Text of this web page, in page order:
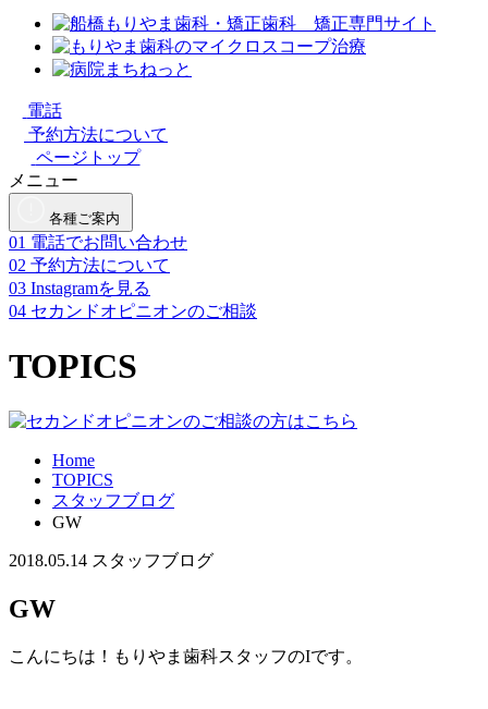
電話
予約方法について
ページトップ
メニュー
各種ご案内
01 電話でお問い合わせ
02 予約方法について
03 Instagramを見る
04 セカンドオピニオンのご相談
TOPICS
Home
TOPICS
スタッフブログ
GW
2018.05.14 スタッフブログ
GW
こんにちは！もりやま歯科スタッフのIです。